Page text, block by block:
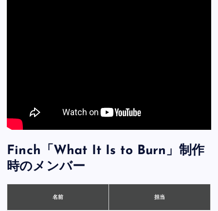
Finch「What It Is to Burn」制作
時のメンバー
名前 担当